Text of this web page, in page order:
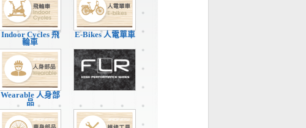
Indoor Cycles 飛
輪車
E-Bikes 人電單車
Wearable 人身部
品